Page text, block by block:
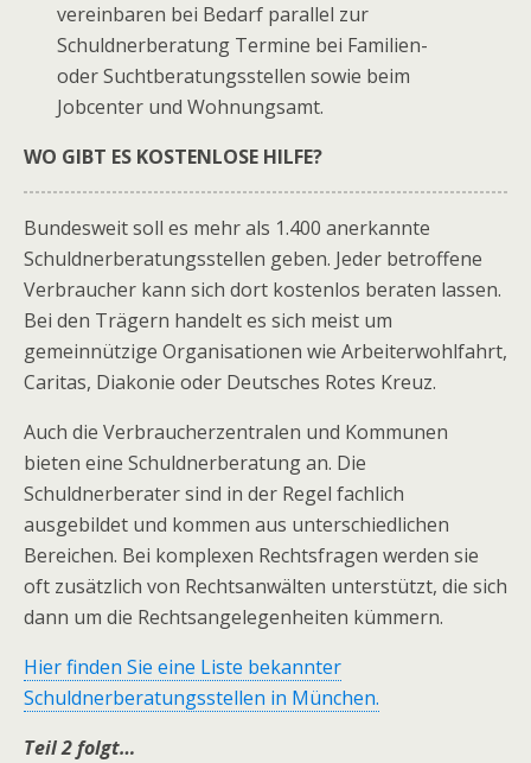
vereinbaren bei Bedarf parallel zur
Schuldnerberatung Termine bei Familien-
oder Suchtberatungsstellen sowie beim
Jobcenter und Wohnungsamt.
WO GIBT ES KOSTENLOSE HILFE?
Bundesweit soll es mehr als 1.400 anerkannte
Schuldnerberatungsstellen geben. Jeder betroffene
Verbraucher kann sich dort kostenlos beraten lassen.
Bei den Trägern handelt es sich meist um
gemeinnützige Organisationen wie Arbeiterwohlfahrt,
Caritas, Diakonie oder Deutsches Rotes Kreuz.
Auch die Verbraucherzentralen und Kommunen
bieten eine Schuldnerberatung an. Die
Schuldnerberater sind in der Regel fachlich
ausgebildet und kommen aus unterschiedlichen
Bereichen. Bei komplexen Rechtsfragen werden sie
oft zusätzlich von Rechtsanwälten unterstützt, die sich
dann um die Rechtsangelegenheiten kümmern.
Hier finden Sie eine Liste bekannter
Schuldnerberatungsstellen in München.
Teil 2 folgt…